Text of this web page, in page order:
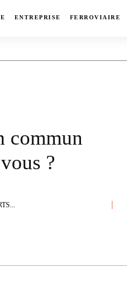
ENTREPRISE FERROVIAIRE
commun
?